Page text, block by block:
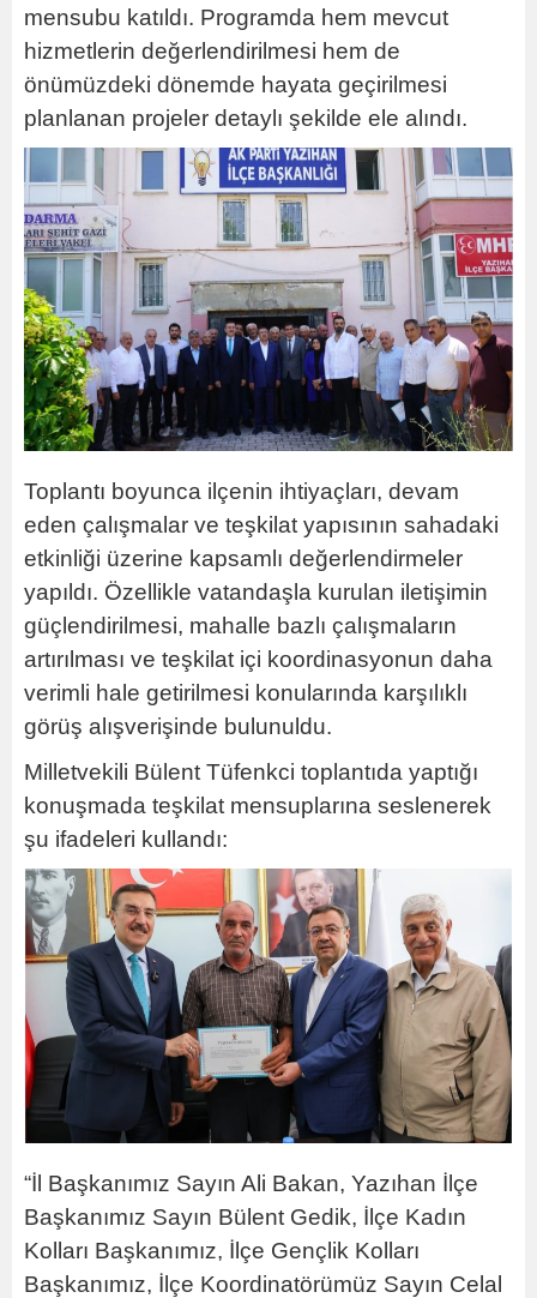
mensubu katıldı. Programda hem mevcut
hizmetlerin değerlendirilmesi hem de
önümüzdeki dönemde hayata geçirilmesi
planlanan projeler detaylı şekilde ele alındı.
Toplantı boyunca ilçenin ihtiyaçları, devam
eden çalışmalar ve teşkilat yapısının sahadaki
etkinliği üzerine kapsamlı değerlendirmeler
yapıldı. Özellikle vatandaşla kurulan iletişimin
güçlendirilmesi, mahalle bazlı çalışmaların
artırılması ve teşkilat içi koordinasyonun daha
verimli hale getirilmesi konularında karşılıklı
görüş alışverişinde bulunuldu.
Milletvekili Bülent Tüfenkci toplantıda yaptığı
konuşmada teşkilat mensuplarına seslenerek
şu ifadeleri kullandı:
“İl Başkanımız Sayın Ali Bakan, Yazıhan İlçe
Başkanımız Sayın Bülent Gedik, İlçe Kadın
Kolları Başkanımız, İlçe Gençlik Kolları
Başkanımız, İlçe Koordinatörümüz Sayın Celal